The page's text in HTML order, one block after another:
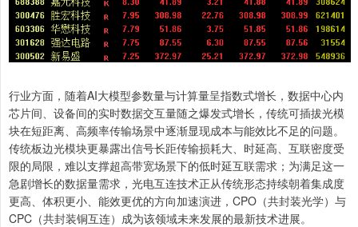
行业方面，随着AI大模型参数量与计算量呈指数式增长，数据中心内
芯片间、设备间的实时数据交互量随之爆发式增长，传统可插拔光模
块在短距离、高频率传输场景中逐渐显现成本与能效比不足的问题。
传统板边光模块更暴露出信号长距传输损耗大、时延高、互联密度受
限的局限，难以支撑超高带宽场景下的低时延互联需求；为满足这一
急剧增长的数据量需求，光电互连技术正从传统形态持续朝着集成度
更高、体积更小、能效更优的方向加速演进，CPO（共封装光学）与
CPC（共封装铜互连）成为该领域未来发展的最新技术进展。